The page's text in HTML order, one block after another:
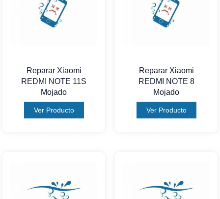
Reparar Xiaomi
REDMI NOTE 11S
Mojado
Ver Producto
Reparar Xiaomi
REDMI NOTE 8
Mojado
Ver Producto